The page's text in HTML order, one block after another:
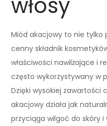
Miód akacjowy to nie tylko
cenny składnik
właściwości nawilżające i
często wykorzystywany w
Dzięki wysokiej zawartości
akacjowy działa jak
przyciąga wilgoć do skóry i